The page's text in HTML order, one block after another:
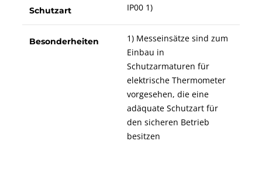
Schutzart IP00 1)
Besonderheiten
1) Messeinsätze sind zum
Einbau in
Schutzarmaturen für
elektrische Thermometer
vorgesehen, die eine
adäquate Schutzart für
den sicheren Betrieb
besitzen